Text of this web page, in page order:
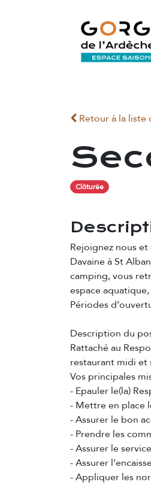
Retour à la liste
Clôturée
Rejoignez nous
Davaine à St
camping, vous
espace
Périodes
Description du
Rattaché au
restaurant midi et
Vos principales
- Epauler le(la)
- Mettre en place
- Assurer le bon
- Prendre les
- Assurer le
- Assurer
- Appliquer les